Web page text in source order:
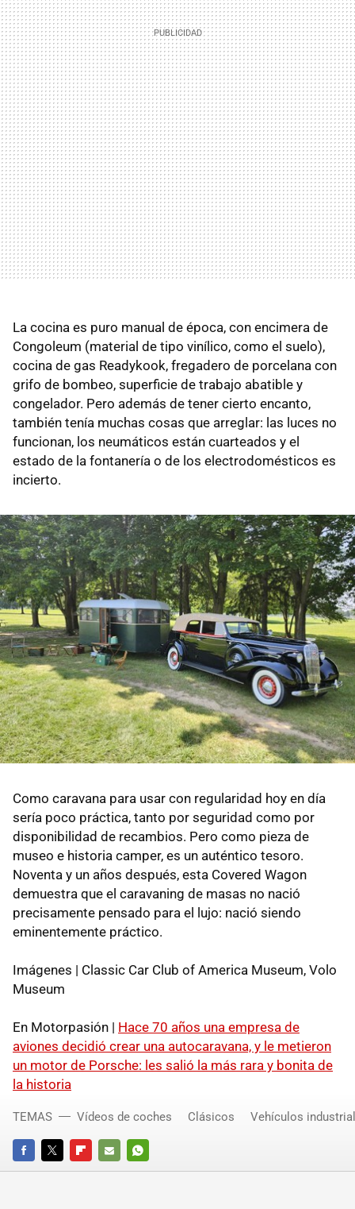
La cocina es puro manual de época, con encimera de
Congoleum (material de tipo vinílico, como el suelo),
cocina de gas Readykook, fregadero de porcelana con
grifo de bombeo, superficie de trabajo abatible y
congelador. Pero además de tener cierto encanto,
también tenía muchas cosas que arreglar: las luces no
funcionan, los neumáticos están cuarteados y el
estado de la fontanería o de los electrodomésticos es
incierto.
Como caravana para usar con regularidad hoy en día
sería poco práctica, tanto por seguridad como por
disponibilidad de recambios. Pero como pieza de
museo e historia camper, es un auténtico tesoro.
Noventa y un años después, esta Covered Wagon
demuestra que el caravaning de masas no nació
precisamente pensado para el lujo: nació siendo
eminentemente práctico.
Imágenes | Classic Car Club of America Museum, Volo
Museum
En Motorpasión | Hace 70 años una empresa de
aviones decidió crear una autocaravana, y le metieron
un motor de Porsche: les salió la más rara y bonita de
la historia
FACEBOOKTWITTERFLIPBOARD
E-
WHATSAPP
TEMAS Vídeos de coches Clásicos Vehículos